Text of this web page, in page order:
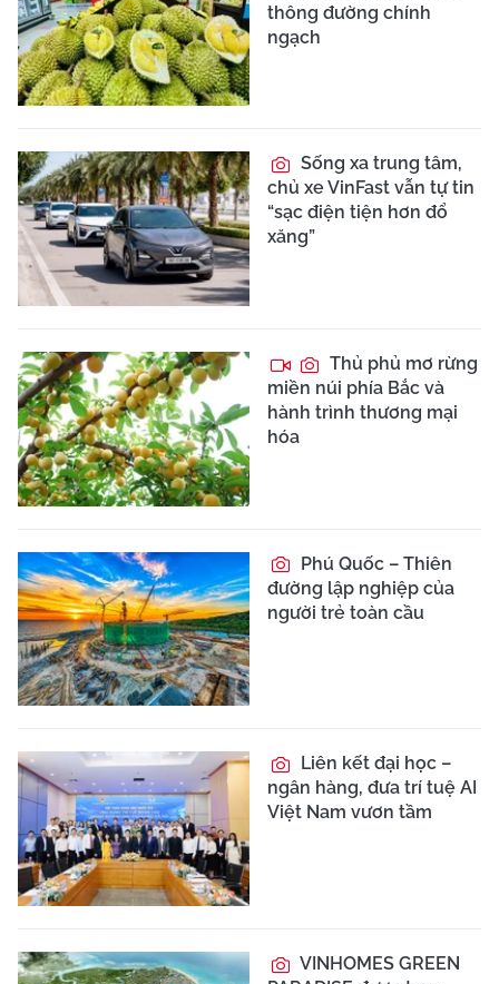
thông đường chính
ngạch
Sống xa trung tâm,
chủ xe VinFast vẫn tự tin
“sạc điện tiện hơn đổ
xăng”
Thủ phủ mơ rừng
miền núi phía Bắc và
hành trình thương mại
hóa
Phú Quốc – Thiên
đường lập nghiệp của
người trẻ toàn cầu
Liên kết đại học –
ngân hàng, đưa trí tuệ AI
Việt Nam vươn tầm
VINHOMES GREEN